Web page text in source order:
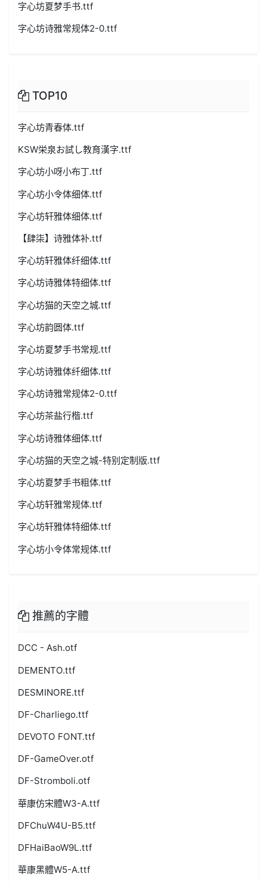
字心坊夏梦手书.ttf
字心坊诗雅常规体2-0.ttf
TOP10
字心坊青春体.ttf
KSW栄泉お試し教育漢字.ttf
字心坊小呀小布丁.ttf
字心坊小令体细体.ttf
字心坊轩雅体细体.ttf
【肆柒】诗雅体补.ttf
字心坊轩雅体纤细体.ttf
字心坊诗雅体特细体.ttf
字心坊猫的天空之城.ttf
字心坊韵圆体.ttf
字心坊夏梦手书常规.ttf
字心坊诗雅体纤细体.ttf
字心坊诗雅常规体2-0.ttf
字心坊茶盐行楷.ttf
字心坊诗雅体细体.ttf
字心坊猫的天空之城-特别定制版.ttf
字心坊夏梦手书粗体.ttf
字心坊轩雅常规体.ttf
字心坊轩雅体特细体.ttf
字心坊小令体常规体.ttf
推薦的字體
DCC - Ash.otf
DEMENTO.ttf
DESMINORE.ttf
DF-Charliego.ttf
DEVOTO FONT.ttf
DF-GameOver.otf
DF-Stromboli.otf
華康仿宋體W3-A.ttf
DFChuW4U-B5.ttf
DFHaiBaoW9L.ttf
華康黑體W5-A.ttf